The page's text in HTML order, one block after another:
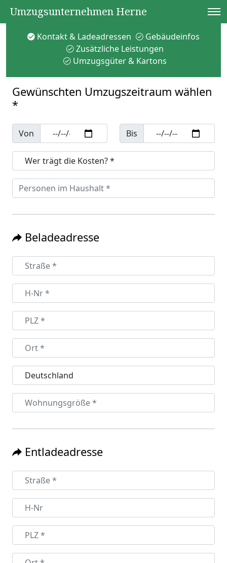
Umzugsunternehmen Herne
Kontakt & Ladeadressen
Gebäudeinfos
Zusätzliche Leistungen
Umzugsgüter & Kartons
Gewünschten Umzugszeitraum wählen
*
Von Bis
Beladeadresse
Entladeadresse